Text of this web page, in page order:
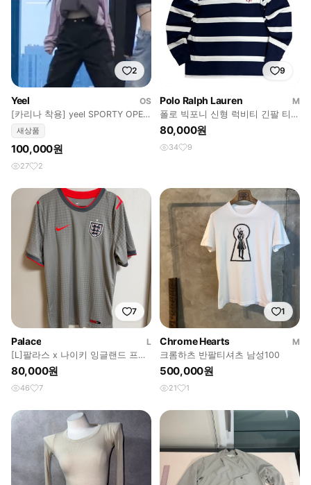
2
Yeel
OS
[카리나 착용] yeel SPORTY OPEN
SHOULDER HOODE
새상품
100,000원
27 2
9
Polo Ralph Lauren
M
폴로 빅포니 신형 럭비티 긴팔 티셔
츠
80,000원
34 9
7
Palace
L
[L]팔라스 x 나이키 잉글랜드 프리
매치 탑 그레이
80,000원
46 7
1
Chrome Hearts
M
크롬하츠 반팔티셔츠 남성100
500,000원
21 1